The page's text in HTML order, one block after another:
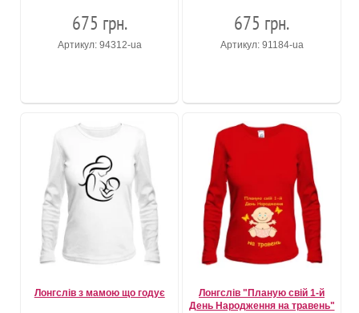
675 грн.
Артикул: 94312-ua
675 грн.
Артикул: 91184-ua
Лонгслів з мамою що годує
Лонгслів "Планую свій 1-й
День Народження на травень"